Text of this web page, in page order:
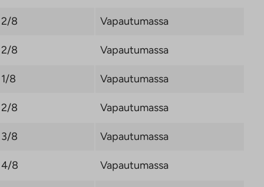
2/8 Vapautumassa
2/8 Vapautumassa
1/8 Vapautumassa
2/8 Vapautumassa
3/8 Vapautumassa
4/8 Vapautumassa